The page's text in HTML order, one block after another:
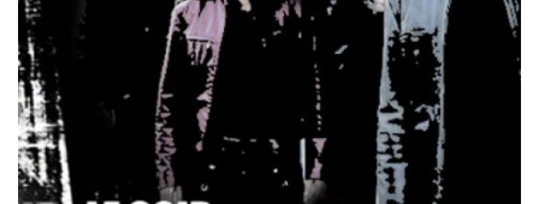
MINUIT LE SOIR